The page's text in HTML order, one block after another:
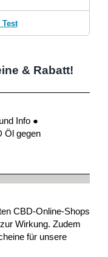
& Rabatt!
Info ●
Öl gegen
CBD-Online-Shops
Wirkung. Zudem
für unsere